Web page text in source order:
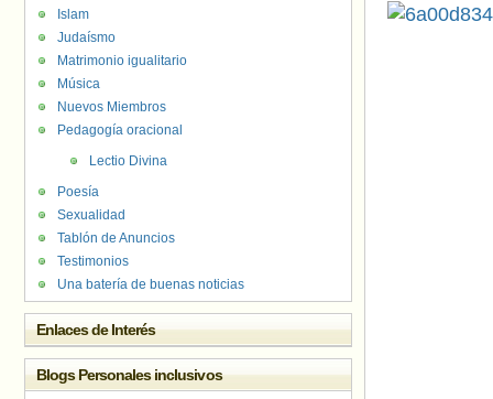
Islam
Judaísmo
Matrimonio igualitario
Música
Nuevos Miembros
Pedagogía oracional
Lectio Divina
Poesía
Sexualidad
Tablón de Anuncios
Testimonios
Una batería de buenas noticias
Enlaces de Interés
Blogs Personales inclusivos